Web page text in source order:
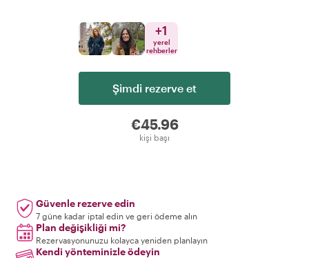
Şimdi rezerve et
€45.96
kişi başı
+1
yerel
rehberler
Güvenle rezerve edin
7 güne kadar iptal edin ve geri ödeme alın
Plan değişikliği mi?
Rezervasyonunuzu kolayca yeniden planlayın
Kendi yönteminizle ödeyin